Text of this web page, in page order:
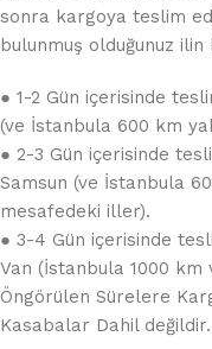
sonra kargoya teslim
bulunmuş olduğunuz
● 1-2 Gün içerisinde
(ve İstanbula 600 km
● 2-3 Gün içerisinde
Samsun (ve İstanbula
mesafedeki iller).
● 3-4 Gün içerisinde
Van (İstanbula 1000 km
Öngörülen Sürelere
Kasabalar Dahil değildir.